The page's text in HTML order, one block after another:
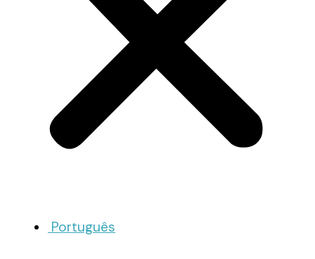
Português